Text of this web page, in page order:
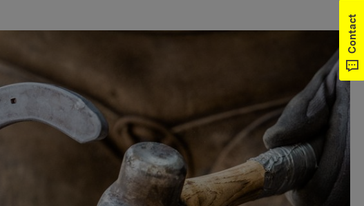
Contact